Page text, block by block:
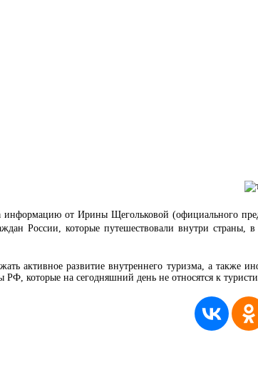
от Ирины Щегольковой (официального
России, которые путешествовали внутри страны,
активное развитие внутреннего туризма, а также
которые на сегодняшний день не относятся к